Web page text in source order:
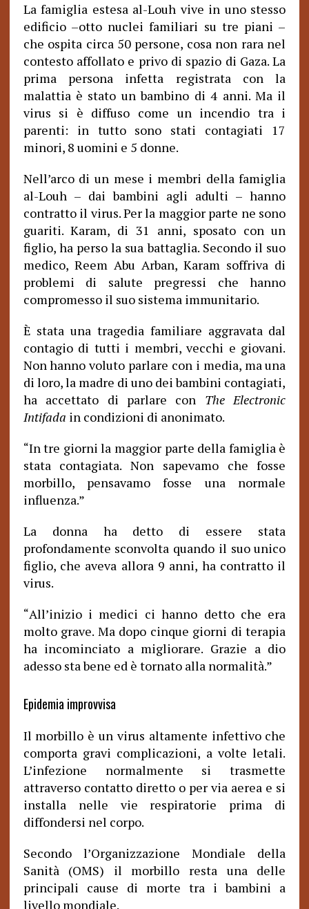
La famiglia estesa al-Louh vive in uno stesso
edificio –otto nuclei familiari su tre piani –
che ospita circa 50 persone, cosa non rara nel
contesto affollato e privo di spazio di Gaza. La
prima persona infetta registrata con la
malattia è stato un bambino di 4 anni. Ma il
virus si è diffuso come un incendio tra i
parenti: in tutto sono stati contagiati 17
minori, 8 uomini e 5 donne.
Nell’arco di un mese i membri della famiglia
al-Louh – dai bambini agli adulti – hanno
contratto il virus. Per la maggior parte ne sono
guariti. Karam, di 31 anni, sposato con un
figlio, ha perso la sua battaglia. Secondo il suo
medico, Reem Abu Arban, Karam soffriva di
problemi di salute pregressi che hanno
compromesso il suo sistema immunitario.
È stata una tragedia familiare aggravata dal
contagio di tutti i membri, vecchi e giovani.
Non hanno voluto parlare con i media, ma una
di loro, la madre di uno dei bambini contagiati,
ha accettato di parlare con The Electronic
Intifada in condizioni di anonimato.
“In tre giorni la maggior parte della famiglia è
stata contagiata. Non sapevamo che fosse
morbillo, pensavamo fosse una normale
influenza.”
La donna ha detto di essere stata
profondamente sconvolta quando il suo unico
figlio, che aveva allora 9 anni, ha contratto il
virus.
“All’inizio i medici ci hanno detto che era
molto grave. Ma dopo cinque giorni di terapia
ha incominciato a migliorare. Grazie a dio
adesso sta bene ed è tornato alla normalità.”
Epidemia improvvisa
Il morbillo è un virus altamente infettivo che
comporta gravi complicazioni, a volte letali.
L’infezione normalmente si trasmette
attraverso contatto diretto o per via aerea e si
installa nelle vie respiratorie prima di
diffondersi nel corpo.
Secondo l’Organizzazione Mondiale della
Sanità (OMS) il morbillo resta una delle
principali cause di morte tra i bambini a
livello mondiale.